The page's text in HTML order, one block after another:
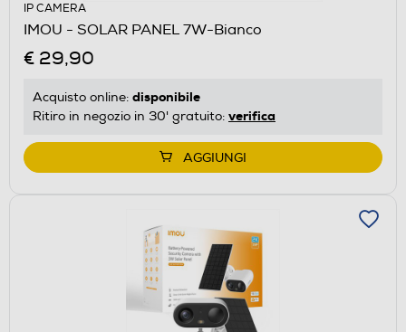
IP CAMERA
IMOU - SOLAR PANEL 7W-Bianco
€ 29,90
Acquisto online: disponibile
Ritiro in negozio in 30' gratuito: verifica
AGGIUNGI